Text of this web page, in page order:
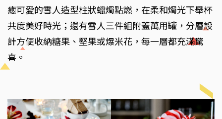
癒可愛的雪人造型柱狀蠟燭點燃，在柔和燭光下舉杯
共度美好時光；還有雪人三件組附蓋萬用罐，分層設
計方便收納糖果、堅果或爆米花，每一層都充滿驚
喜。